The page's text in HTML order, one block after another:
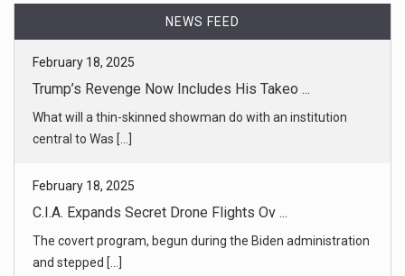
NEWS FEED
February 18, 2025
Trump’s Revenge Now Includes His Takeo ...
What will a thin-skinned showman do with an institution
central to Was [...]
February 18, 2025
C.I.A. Expands Secret Drone Flights Ov ...
The covert program, begun during the Biden administration
and stepped [...]